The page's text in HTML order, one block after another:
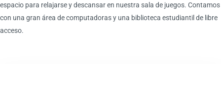
espacio para relajarse y descansar en nuestra sala de juegos. Contamos
con una gran área de computadoras y una biblioteca estudiantil de libre
acceso.